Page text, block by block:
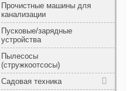
Прочистные машины для
канализации
Пусковые/зарядные
устройства
Пылесосы
(стружкоотсосы)
Садовая техника